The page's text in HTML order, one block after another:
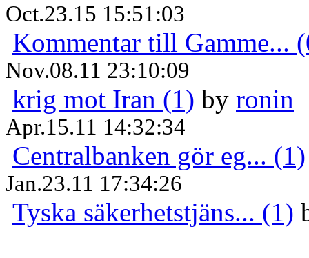
Oct.23.15 15:51:03
Kommentar till Gamme...
Nov.08.11 23:10:09
krig mot Iran (1) by ronin
Apr.15.11 14:32:34
Centralbanken gör eg... (1)
Jan.23.11 17:34:26
Tyska säkerhetstjäns... (1)